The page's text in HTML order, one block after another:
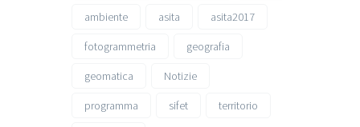
ambiente asita asita2017
fotogrammetria geografia
geomatica Notizie
programma sifet territorio